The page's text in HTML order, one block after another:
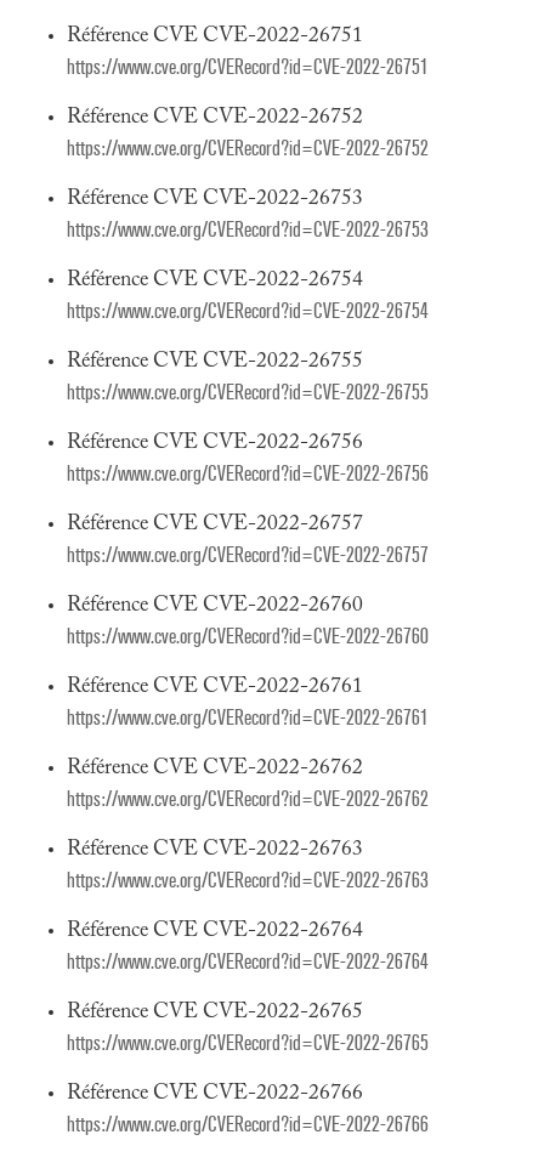
Référence CVE CVE-2022-26751
https://www.cve.org/CVERecord?id=CVE-2022-26751
Référence CVE CVE-2022-26752
https://www.cve.org/CVERecord?id=CVE-2022-26752
Référence CVE CVE-2022-26753
https://www.cve.org/CVERecord?id=CVE-2022-26753
Référence CVE CVE-2022-26754
https://www.cve.org/CVERecord?id=CVE-2022-26754
Référence CVE CVE-2022-26755
https://www.cve.org/CVERecord?id=CVE-2022-26755
Référence CVE CVE-2022-26756
https://www.cve.org/CVERecord?id=CVE-2022-26756
Référence CVE CVE-2022-26757
https://www.cve.org/CVERecord?id=CVE-2022-26757
Référence CVE CVE-2022-26760
https://www.cve.org/CVERecord?id=CVE-2022-26760
Référence CVE CVE-2022-26761
https://www.cve.org/CVERecord?id=CVE-2022-26761
Référence CVE CVE-2022-26762
https://www.cve.org/CVERecord?id=CVE-2022-26762
Référence CVE CVE-2022-26763
https://www.cve.org/CVERecord?id=CVE-2022-26763
Référence CVE CVE-2022-26764
https://www.cve.org/CVERecord?id=CVE-2022-26764
Référence CVE CVE-2022-26765
https://www.cve.org/CVERecord?id=CVE-2022-26765
Référence CVE CVE-2022-26766
https://www.cve.org/CVERecord?id=CVE-2022-26766